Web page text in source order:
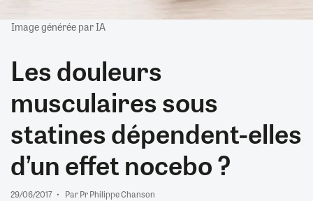
Image générée par IA
Les douleurs
musculaires sous
statines dépendent-elles
d’un effet nocebo ?
29/06/2017 Par Pr Philippe Chanson